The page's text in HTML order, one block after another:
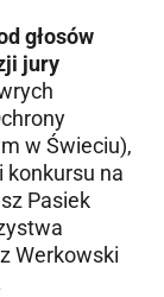
głosów
jury
w Świeciu),
konkursu na
Pasiek
Werkowski